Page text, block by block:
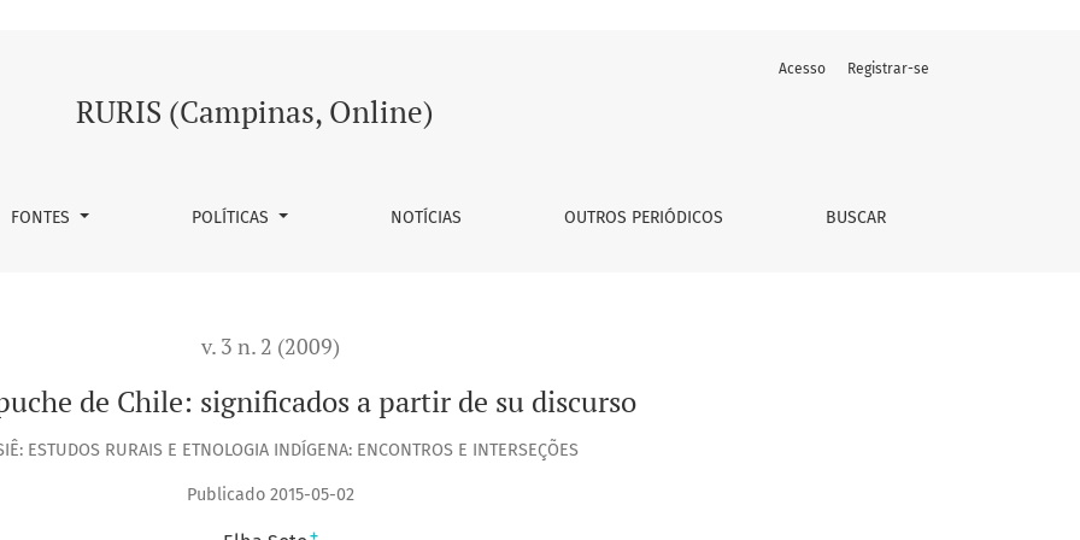
discurso
RURIS (Campinas, Online)
FONTES POLÍTICAS NOTÍCIAS OUTROS PERIÓDICOS BUSCAR
Acesso Registrar-se
v. 3 n. 2 (2009)
de Chile: significados a partir de su discurso
ESTUDOS RURAIS E ETNOLOGIA INDÍGENA: ENCONTROS E INTERSEÇÕES
Publicado 2015-05-02
+